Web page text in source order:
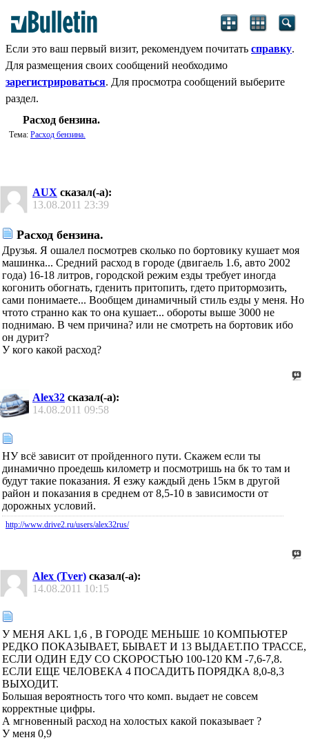
Если это ваш первый визит, рекомендуем почитать справку.
Для размещения своих сообщений необходимо
зарегистрироваться. Для просмотра сообщений выберите
раздел.
Расход бензина.
Тема: Расход бензина.
AUX сказал(-а):
13.08.2011 23:39
Расход бензина.
Друзья. Я ошалел посмотрев сколько по бортовику кушает моя
машинка... Средний расход в городе (двигаель 1.6, авто 2002
года) 16-18 литров, городской режим езды требует иногда
когонить обогнать, гденить притопить, гдето притормозить,
сами понимаете... Вообщем динамичный стиль езды у меня. Но
чтото странно как то она кушает... обороты выше 3000 не
поднимаю. В чем причина? или не смотреть на бортовик ибо
он дурит?
У кого какой расход?
Alex32 сказал(-а):
14.08.2011 09:58
НУ всё зависит от пройденного пути. Скажем если ты
динамично проедешь километр и посмотришь на бк то там и
будут такие показания. Я езжу каждый день 15км в другой
район и показания в среднем от 8,5-10 в зависимости от
дорожных условий.
http://www.drive2.ru/users/alex32rus/
Alex (Tver) сказал(-а):
14.08.2011 10:15
У МЕНЯ AKL 1,6 , В ГОРОДЕ МЕНЬШЕ 10 КОМПЬЮТЕР
РЕДКО ПОКАЗЫВАЕТ, БЫВАЕТ И 13 ВЫДАЕТ.ПО ТРАССЕ,
ЕСЛИ ОДИН ЕДУ СО СКОРОСТЬЮ 100-120 КМ -7,6-7,8.
ЕСЛИ ЕЩЕ ЧЕЛОВЕКА 4 ПОСАДИТЬ ПОРЯДКА 8,0-8,3
ВЫХОДИТ.
Большая вероятность того что комп. выдает не совсем
корректные цифры.
А мгновенный расход на холостых какой показывает ?
У меня 0,9